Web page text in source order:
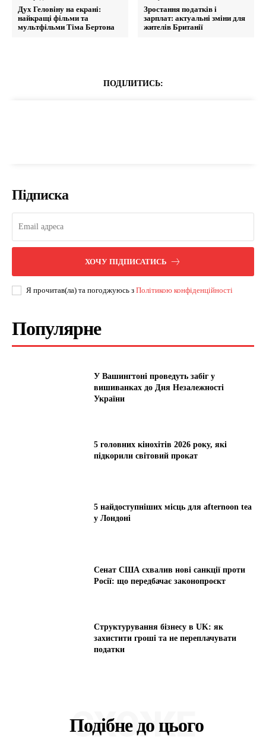
Дух Геловіну на екрані:
найкращі фільми та
мультфільми Тіма Бертона
Зростання податків і
зарплат: актуальні зміни для
жителів Британії
ПОДІЛИТИСЬ:
Підписка
ХОЧУ ПІДПИСАТИСЬ
Я прочитав(ла) та погоджуюсь з Політикою конфіденційності
Популярне
У Вашингтоні проведуть забіг у
вишиванках до Дня Незалежності
України
5 головних кінохітів 2026 року, які
підкорили світовий прокат
5 найдоступніших місць для afternoon tea
у Лондоні
Сенат США схвалив нові санкції проти
Росії: що передбачає законопроєкт
Структурування бізнесу в UK: як
захистити гроші та не переплачувати
податки
Подібне до цього
СХОЖЕ